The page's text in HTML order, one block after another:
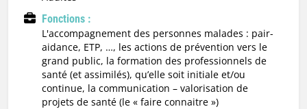
Fonctions :
l'accompagnement des personnes malades : pair-
aidance, ETP, …, les actions de prévention vers le
grand public, la formation des professionnels de
santé (et assimilés), qu’elle soit initiale et/ou
continue, la communication – valorisation de
projets de santé (le « faire connaitre »)